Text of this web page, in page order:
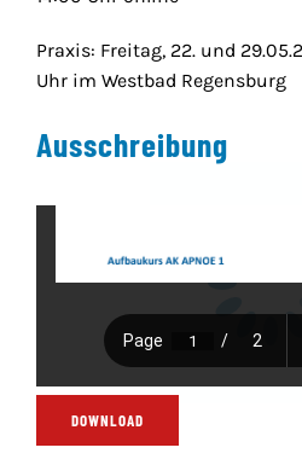
Praxis: Freitag, 22. und
Uhr im Westbad Regensburg
Ausschreibung
DOWNLOAD